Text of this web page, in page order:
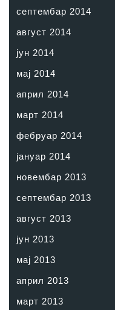
септембар 2014
август 2014
јун 2014
мај 2014
април 2014
март 2014
фебруар 2014
јануар 2014
новембар 2013
септембар 2013
август 2013
јун 2013
мај 2013
април 2013
март 2013